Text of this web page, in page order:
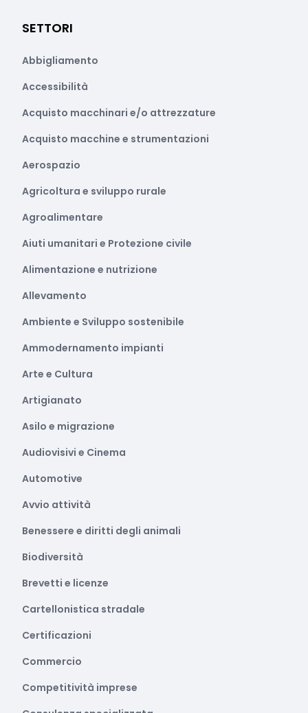
SETTORI
Abbigliamento
Accessibilità
Acquisto macchinari e/o attrezzature
Acquisto macchine e strumentazioni
Aerospazio
Agricoltura e sviluppo rurale
Agroalimentare
Aiuti umanitari e Protezione civile
Alimentazione e nutrizione
Allevamento
Ambiente e Sviluppo sostenibile
Ammodernamento impianti
Arte e Cultura
Artigianato
Asilo e migrazione
Audiovisivi e Cinema
Automotive
Avvio attività
Benessere e diritti degli animali
Biodiversità
Brevetti e licenze
Cartellonistica stradale
Certificazioni
Commercio
Competitività imprese